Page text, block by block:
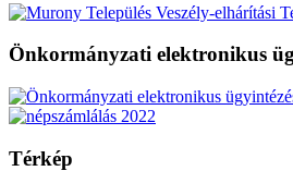
Önkormányzati elektronikus
Térkép